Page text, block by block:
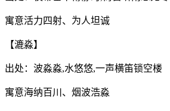
寓意活力四射、为人坦诚
【漉淼】
出处：波淼淼,水悠悠,一声横笛锁空楼
寓意海纳百川、烟波浩淼